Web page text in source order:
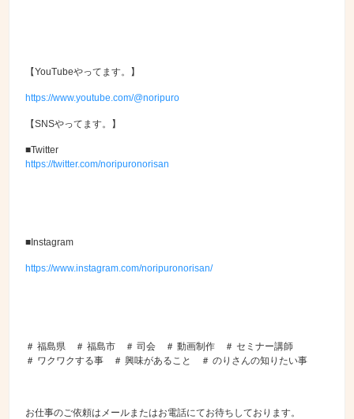
【YouTubeやってます。】
https://www.youtube.com/@noripuro
【SNSやってます。】
■Twitter
https://twitter.com/noripuronorisan
■Instagram
https://www.instagram.com/noripuronorisan/
＃ 福島県 ＃ 福島市 ＃ 司会 ＃ 動画制作 ＃ セミナー講師
＃ ワクワクする事 ＃ 興味があること ＃ のりさんの知りたい事
お仕事のご依頼はメールまたはお電話にてお待ちしております。